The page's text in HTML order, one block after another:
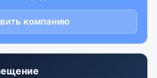
компанию